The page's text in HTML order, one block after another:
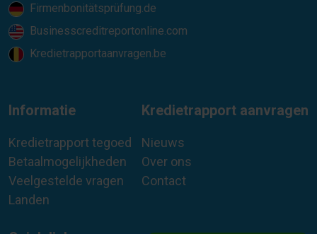
Firmenbonitätsprüfung.de
Businesscreditreportonline.com
Kredietrapportaanvragen.be
Informatie
Kredietrapport tegoed
Betaalmogelijkheden
Veelgestelde vragen
Landen
Kredietrapport aanvragen
Nieuws
Over ons
Contact